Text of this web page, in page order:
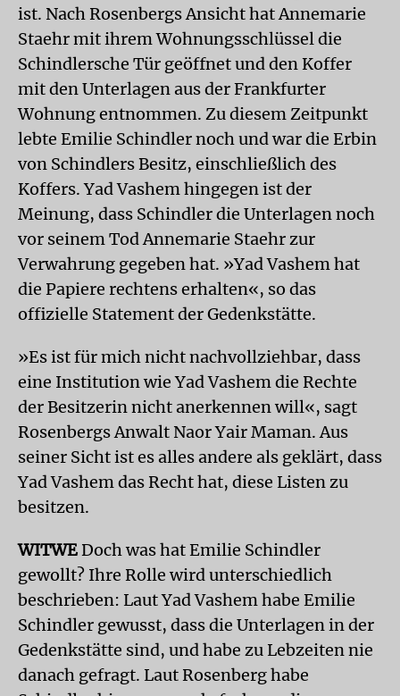
ist. Nach Rosenbergs Ansicht hat Annemarie
Staehr mit ihrem Wohnungsschlüssel die
Schindlersche Tür geöffnet und den Koffer
mit den Unterlagen aus der Frankfurter
Wohnung entnommen. Zu diesem Zeitpunkt
lebte Emilie Schindler noch und war die Erbin
von Schindlers Besitz, einschließlich des
Koffers. Yad Vashem hingegen ist der
Meinung, dass Schindler die Unterlagen noch
vor seinem Tod Annemarie Staehr zur
Verwahrung gegeben hat. »Yad Vashem hat
die Papiere rechtens erhalten«, so das
offizielle Statement der Gedenkstätte.
»Es ist für mich nicht nachvollziehbar, dass
eine Institution wie Yad Vashem die Rechte
der Besitzerin nicht anerkennen will«, sagt
Rosenbergs Anwalt Naor Yair Maman. Aus
seiner Sicht ist es alles andere als geklärt, dass
Yad Vashem das Recht hat, diese Listen zu
besitzen.
WITWEDoch was hat Emilie Schindler
gewollt? Ihre Rolle wird unterschiedlich
beschrieben: Laut Yad Vashem habe Emilie
Schindler gewusst, dass die Unterlagen in der
Gedenkstätte sind, und habe zu Lebzeiten nie
danach gefragt. Laut Rosenberg habe